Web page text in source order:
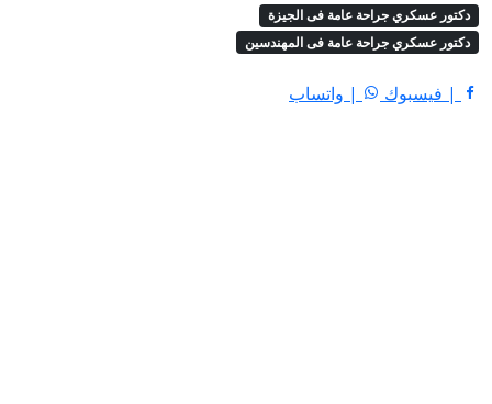
دكتور عسكري جراحة عامة فى الجيزة
دكتور عسكري جراحة عامة فى المهندسين
| فيسبوك | واتساب